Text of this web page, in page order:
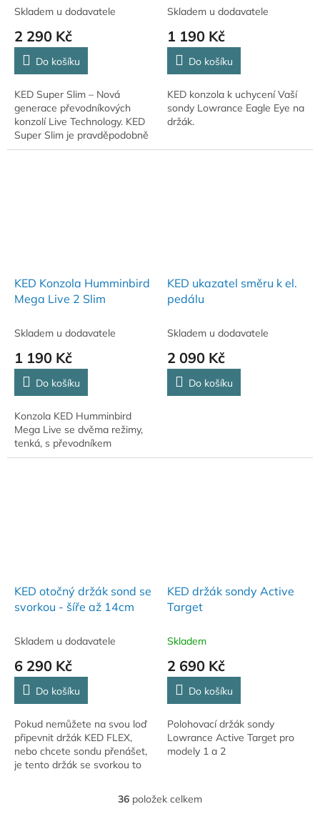
Skladem u dodavatele
2 290 Kč
Do košíku
KED Super Slim – Nová
generace převodníkových
konzolí Live Technology. KED
Super Slim je pravděpodobně
nejúčinnější převodní konzolí
Skladem u dodavatele
1 190 Kč
Do košíku
KED konzola k uchycení Vaší
sondy Lowrance Eagle Eye na
držák.
KED Konzola Humminbird
Mega Live 2 Slim
Skladem u dodavatele
1 190 Kč
Do košíku
Konzola KED Humminbird
Mega Live se dvěma režimy,
tenká, s převodníkem
KED ukazatel směru k el.
pedálu
Skladem u dodavatele
2 090 Kč
Do košíku
KED otočný držák sond se
svorkou - šíře až 14cm
Skladem u dodavatele
6 290 Kč
Do košíku
Pokud nemůžete na svou loď
připevnit držák KED FLEX,
nebo chcete sondu přenášet,
je tento držák se svorkou to
KED držák sondy Active
Target
Skladem
2 690 Kč
Do košíku
Polohovací držák sondy
Lowrance Active Target pro
modely 1 a 2
O
36 položek celkem